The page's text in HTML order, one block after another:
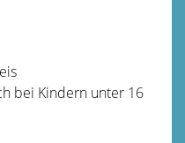
bei Kindern unter 16